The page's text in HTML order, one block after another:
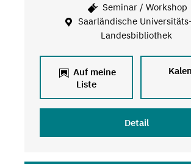
Seminar / Workshop
Saarländische
Landesbibliothek
Auf meine
Liste
Detail